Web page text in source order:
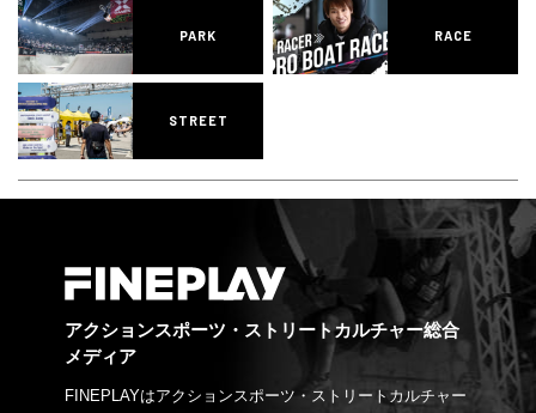
PARK RACE
STREET
アクションスポーツ・ストリートカルチャー総合
メディア
FINEPLAYはアクションスポーツ・ストリートカルチャー